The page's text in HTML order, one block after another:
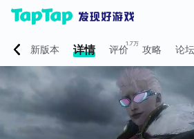
新版本 详情 评价1.7万 攻略 论坛